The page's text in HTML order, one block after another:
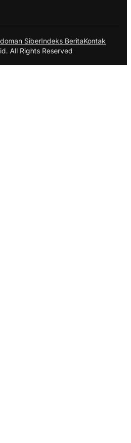
SiberIndeks BeritaKontak
All Rights Reserved